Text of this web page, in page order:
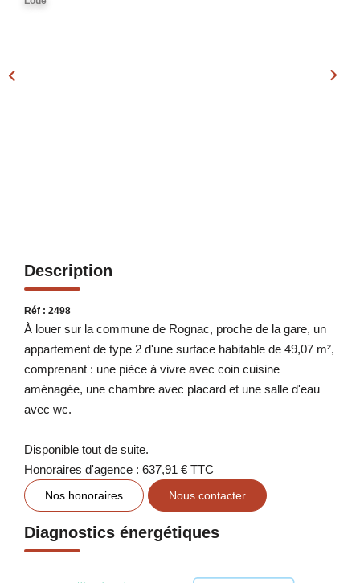
Description
Réf : 2498
À louer sur la commune de Rognac, proche de la gare, un
appartement de type 2 d'une surface habitable de 49,07 m²,
comprenant : une pièce à vivre avec coin cuisine
aménagée, une chambre avec placard et une salle d'eau
avec wc.
Disponible tout de suite.
Honoraires d'agence : 637,91 € TTC
Nos honoraires Nous contacter
Diagnostics énergétiques